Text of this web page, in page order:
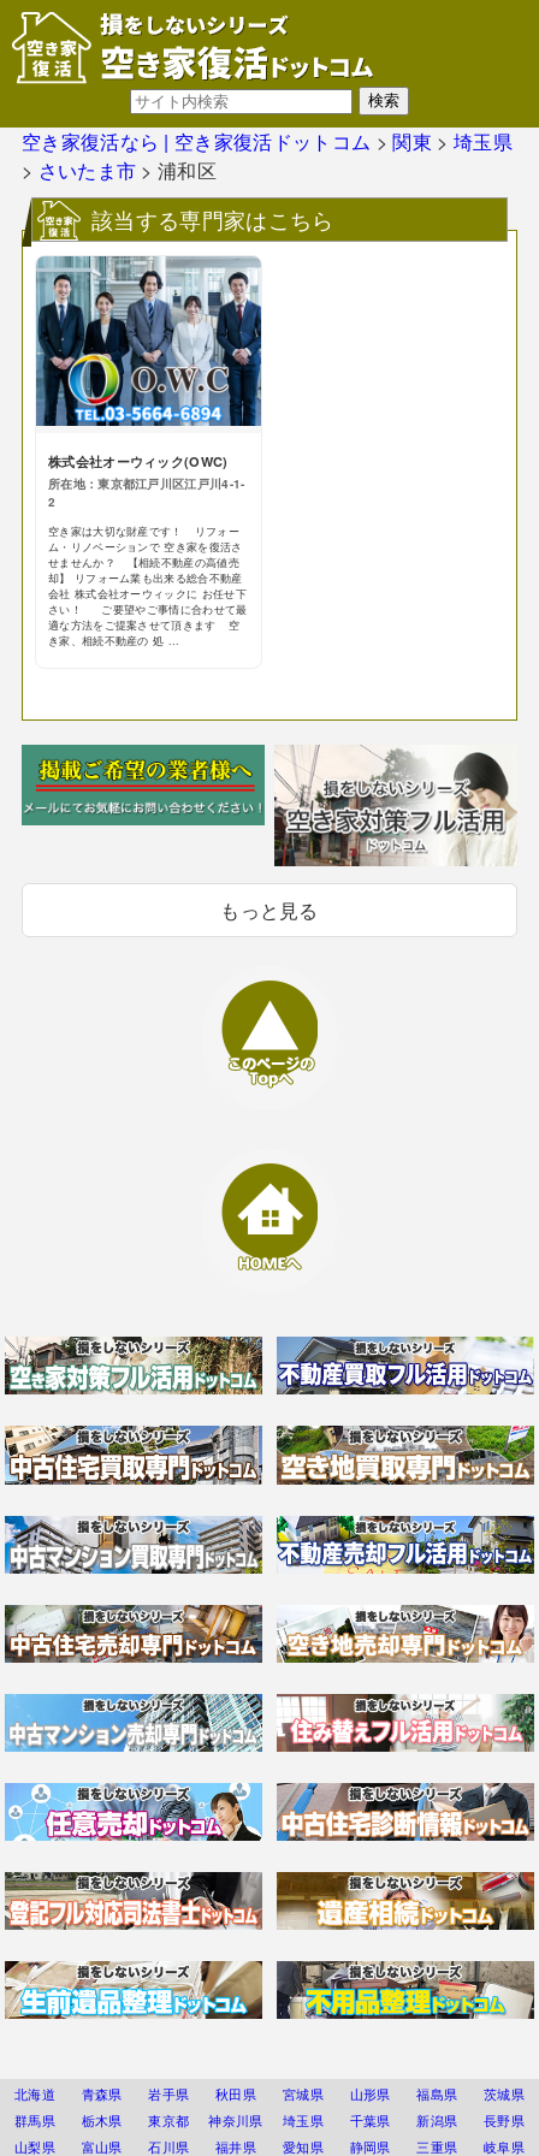
空き家復活なら | 空き家復活ドットコム >関東 > 埼玉県
> さいたま市 >浦和区
該当する専門家はこちら
株式会社オーウィック(OWC)
所在地：東京都江戸川区江戸川4-1-
2
空き家は大切な財産です！ リフォー
ム・リノベーションで 空き家を復活さ
せませんか？ 【相続不動産の高値売
却】 リフォーム業も出来る総合不動産
会社 株式会社オーウィックに お任せ下
さい！ ご要望やご事情に合わせて最
適な方法をご提案させて頂きます 空
き家、相続不動産の 処 ...
もっと見る
北海道 青森県 岩手県 秋田県 宮城県 山形県 福島県
茨城県
群馬県
栃木県 東京都 神奈川県 埼玉県 千葉県 新潟県
長野県
山梨県
富山県 石川県 福井県 愛知県 静岡県 三重県 岐阜県